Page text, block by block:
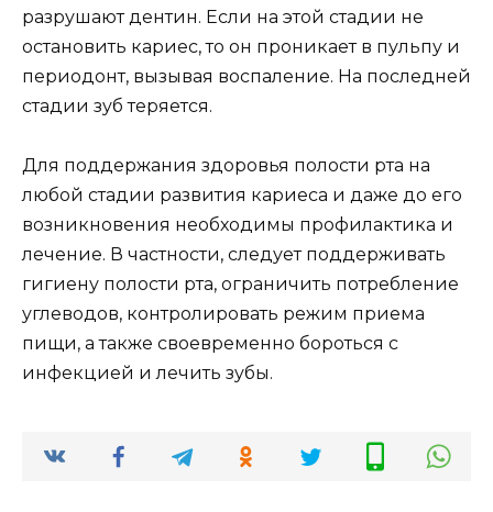
разрушают дентин. Если на этой стадии не
остановить кариес, то он проникает в пульпу и
периодонт, вызывая воспаление. На последней
стадии зуб теряется.
Для поддержания здоровья полости рта на
любой стадии развития кариеса и даже до его
возникновения необходимы профилактика и
лечение. В частности, следует поддерживать
гигиену полости рта, ограничить потребление
углеводов, контролировать режим приема
пищи, а также своевременно бороться с
инфекцией и лечить зубы.